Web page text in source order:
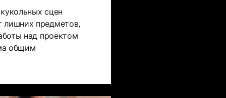
сцен
лишних предметов,
над проектом
общим